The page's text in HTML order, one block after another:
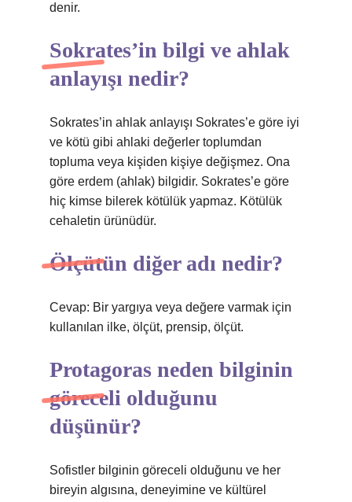
denir.
Sokrates’in bilgi ve ahlak
anlayışı nedir?
Sokrates’in ahlak anlayışı Sokrates’e göre iyi
ve kötü gibi ahlaki değerler toplumdan
topluma veya kişiden kişiye değişmez. Ona
göre erdem (ahlak) bilgidir. Sokrates’e göre
hiç kimse bilerek kötülük yapmaz. Kötülük
cehaletin ürünüdür.
Ölçütün diğer adı nedir?
Cevap: Bir yargıya veya değere varmak için
kullanılan ilke, ölçüt, prensip, ölçüt.
Protagoras neden bilginin
göreceli olduğunu
düşünür?
Sofistler bilginin göreceli olduğunu ve her
bireyin algısına, deneyimine ve kültürel